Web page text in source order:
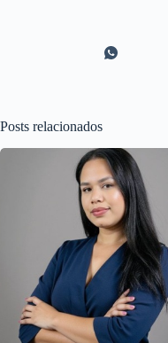
Posts relacionados